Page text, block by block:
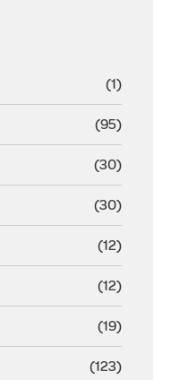
(1)
(95)
(30)
(30)
(12)
(12)
(19)
(123)